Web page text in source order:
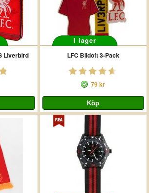
Liverbird
I lager
LFC Bildoft 3-Pack
79 kr